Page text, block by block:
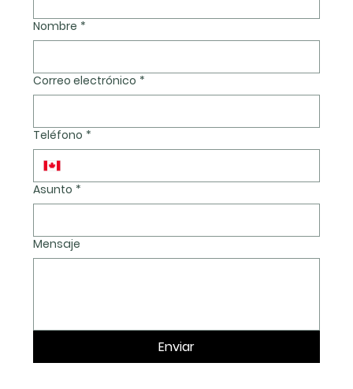
Nombre *
Correo electrónico *
Teléfono *
Asunto *
Mensaje
Enviar